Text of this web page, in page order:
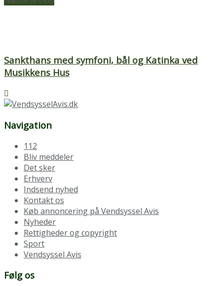
Sankthans med symfoni, bål og Katinka ved
Musikkens Hus
Navigation
112
Bliv meddeler
Det sker
Erhverv
Indsend nyhed
Kontakt os
Køb annoncering på Vendsyssel Avis
Nyheder
Rettigheder og copyright
Sport
Vendsyssel Avis
Følg os